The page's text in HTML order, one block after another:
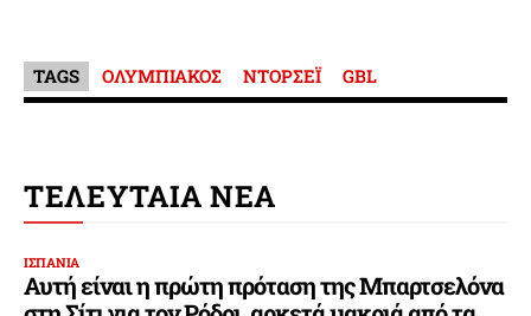
TAGS ΟΛΥΜΠΙΑΚΟΣ ΝΤΟΡΣΕΪ GBL
ΤΕΛΕΥΤΑΙΑ ΝΕΑ
ΙΣΠΑΝΙΑ
Αυτή είναι η πρώτη πρόταση της Μπαρτσελόνα